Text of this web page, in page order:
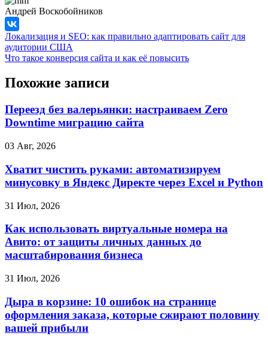
Андрей Воскобойников
Локализация и SEO: как правильно адаптировать сайт для
аудитории США
Что такое конверсия сайта и как её повысить
Похожие записи
Переезд без валерьянки: настраиваем Zero
Downtime миграцию сайта
03 Авг, 2026
Хватит чистить руками: автоматизируем
минусовку в Яндекс Директе через Excel и Python
31 Июл, 2026
Как использовать виртуальные номера на
Авито: от защиты личных данных до
масштабирования бизнеса
31 Июл, 2026
Дыра в корзине: 10 ошибок на странице
оформления заказа, которые сжирают половину
вашей прибыли